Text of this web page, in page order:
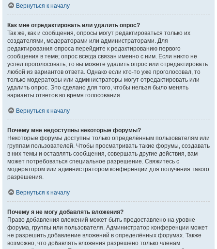
Вернуться к началу
Как мне отредактировать или удалить опрос?
Так же, как и сообщения, опросы могут редактироваться только их
создателями, модераторами или администраторами. Для
редактирования опроса перейдите к редактированию первого
сообщения в теме; опрос всегда связан именно с ним. Если никто не
успел проголосовать, то вы можете удалить опрос или отредактировать
любой из вариантов ответа. Однако если кто-то уже проголосовал, то
только модераторы или администраторы могут отредактировать или
удалить опрос. Это сделано для того, чтобы нельзя было менять
варианты ответов во время голосования.
Вернуться к началу
Почему мне недоступны некоторые форумы?
Некоторые форумы доступны только определённым пользователям или
группам пользователей. Чтобы просматривать такие форумы, создавать
в них темы и оставлять сообщения, совершать другие действия, вам
может потребоваться специальное разрешение. Свяжитесь с
модератором или администратором конференции для получения такого
разрешения.
Вернуться к началу
Почему я не могу добавлять вложения?
Право добавления вложений может быть предоставлено на уровне
форума, группы или пользователя. Администратор конференции может
не разрешить добавление вложений в определённых форумах. Также
возможно, что добавлять вложения разрешено только членам